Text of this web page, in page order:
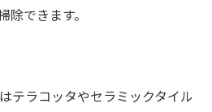
除できます。
テラコッタやセラミックタイル